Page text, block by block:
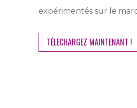
expérimentés sur le
TÉLECHARGEZ MAINTENANT !